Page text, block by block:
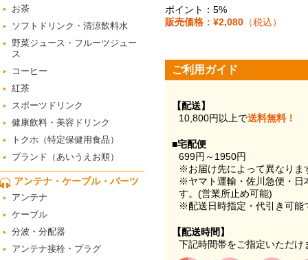
ポイント：5%
販売価格：¥2,080 （税込）
ご利用ガイド
【配送】
10,800円以上で送料無料！
■宅配便
699円～1950円
※お届け先によって異なりま
※ヤマト運輸・佐川急便・日
す。(営業所止め可能)
※配送日時指定・代引き可能
【配送時間】
下記時間帯をご指定いただけ
お茶
ソフトドリンク・清涼飲料水
野菜ジュース・フルーツジュー
ス
コーヒー
紅茶
スポーツドリンク
健康飲料・美容ドリンク
トクホ（特定保健用食品）
ブランド（あいうえお順）
アンテナ・ケーブル・パーツ
アンテナ
ケーブル
分波・分配器
アンテナ接栓・プラグ